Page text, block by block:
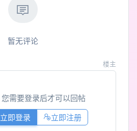
暂无评论
楼主
您需要登录后才可以回帖
立即登录
立即注册